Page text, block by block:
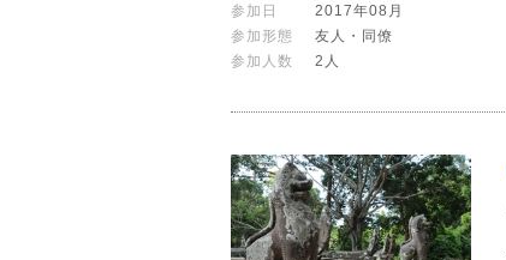
参加日
2017年08月
参加形態
友人・同僚
参加人数
2人